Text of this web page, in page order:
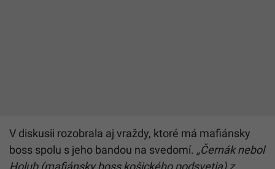
V diskusii rozobrala aj vraždy, ktoré má mafiánsky
boss spolu s jeho bandou na svedomí. „Černák nebol
Holub (mafiánsky boss košického podsvetia) z